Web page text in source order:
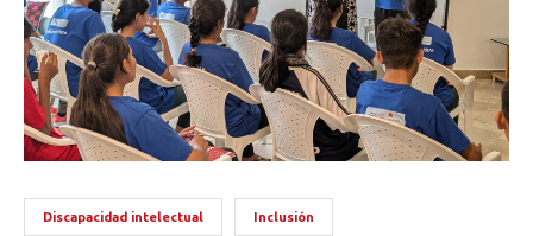
Discapacidad intelectual Inclusión